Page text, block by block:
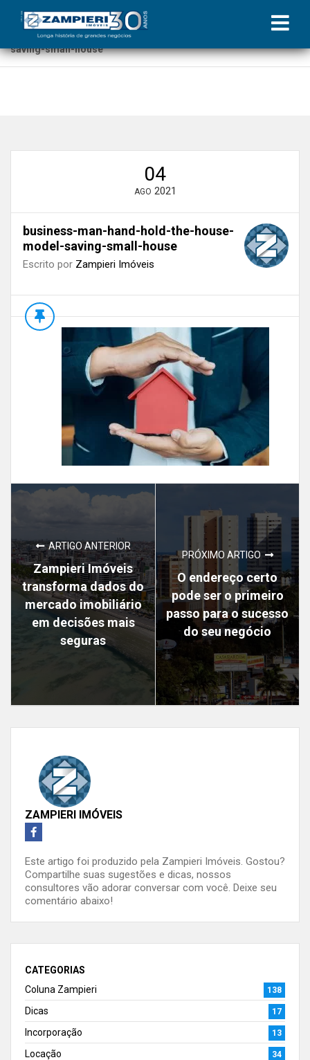
Início»Blog»Praticidade e segurança: benefícios de alugar imóvel
com imobiliária»business-man-hand-hold-the-house-model-
saving-small-house
04
AGO 2021
business-man-hand-hold-the-house-
model-saving-small-house
Escrito por Zampieri Imóveis
ARTIGO ANTERIOR
Zampieri Imóveis
transforma dados do
mercado imobiliário
em decisões mais
seguras
PRÓXIMO ARTIGO
O endereço certo
pode ser o primeiro
passo para o sucesso
do seu negócio
ZAMPIERI IMÓVEIS
Este artigo foi produzido pela Zampieri Imóveis. Gostou?
Compartilhe suas sugestões e dicas, nossos
consultores vão adorar conversar com você. Deixe seu
comentário abaixo!
CATEGORIAS
Coluna Zampieri
138
Dicas 17
Incorporação 13
Locação 34